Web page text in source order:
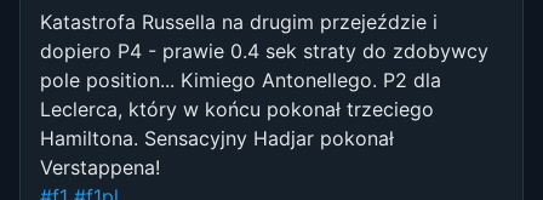
Katastrofa Russella na drugim przejeździe i
dopiero P4 - prawie 0.4 sek straty do zdobywcy
pole position... Kimiego Antonellego. P2 dla
Leclerca, który w końcu pokonał trzeciego
Hamiltona. Sensacyjny Hadjar pokonał
Verstappena!